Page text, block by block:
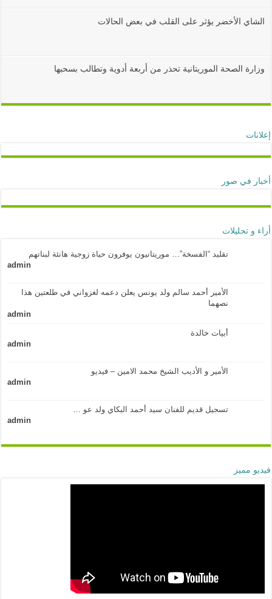
الشاي الأخضر يؤثر على القلب في بعض الحالات
وزارة الصحة الموريتانية تحذر من أربعة أدوية وتطالب بسحبها
إعلانات
أخبار في صور
أراء و تحليلات
تقليد “الفسخة”… موريتانيون يوفرون حياة زوجية هانئة لبناتهم
admin
الأمير أحمد سالم ولد يونس يعلن دعمه لغزواني في طلعتين هذا
نصهما
admin
أبيات خالدة
admin
الأمير و الأديب الشيخ محمد الامين – فيديو
admin
تسجيل قديم للفنان سيد أحمد البكاي ولد عو …
admin
فيديو مميز